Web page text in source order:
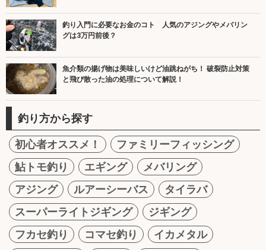
釣り入門に必要なお金のコト 人気のアジングやメバリン
グは3万円前後？
魚介類の揚げ物は美味しいけど油跳ねがち！ 破裂防止対策
と飛び散った油の処理について解説！
釣り方から探す
初心者オススメ！
ファミリーフィッシング
鮎トモ釣り
エギング
メバリング
アジング
ルアーシーバス
タイラバ
スーパーライトジギング
ジギング
フカセ釣り
コマセ釣り
イカメタル